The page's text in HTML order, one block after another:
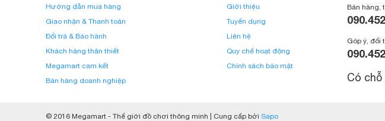
Hướng dẫn mua hàng
Giao nhận & Thanh toán
Đổi trả & Bảo hành
Khách hàng thân thiết
Megamart cam kết
Bán hàng doanh nghiệp
Giới thiệu
Tuyển dụng
Liên hệ
Quy chế hoạt động
Chính sách bảo mật
Bán hàng,
Góp ý, đổi
Có
© 2016 Megamart - Thế giới đồ chơi thông minh | Cung cấp bởi Sapo